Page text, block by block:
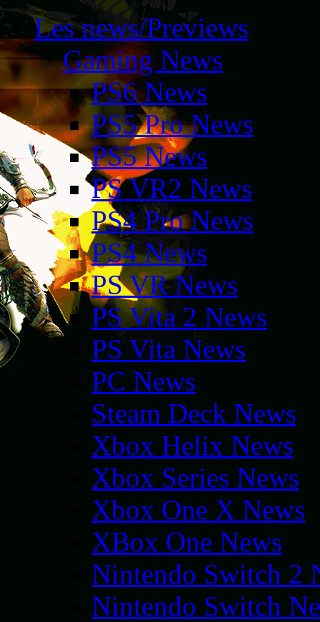
Les news/Previews
Gaming News
PS6 News
PS5 Pro News
PS5 News
PS VR2 News
PS4 Pro News
PS4 News
PS VR News
PS Vita 2 News
PS Vita News
PC News
Steam Deck News
Xbox Helix News
Xbox Series News
Xbox One X News
XBox One News
Nintendo Switch 2
Nintendo Switch